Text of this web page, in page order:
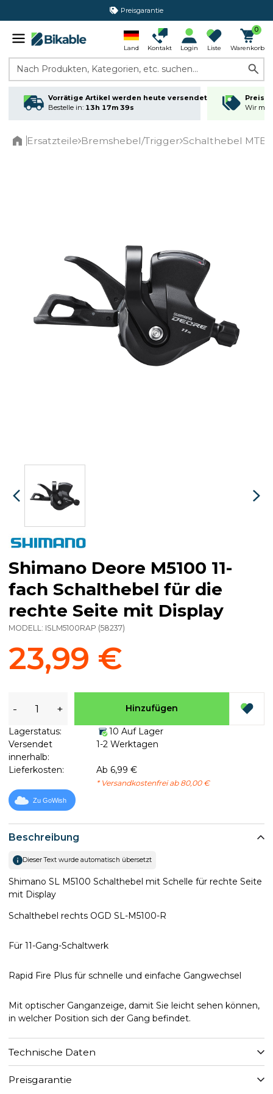
Preisgarantie
365 Tage Rückgabe*
Land Kontakt Login Liste
0
Warenkorb
Nach Produkten, Kategorien, etc. suchen...
Vorrätige Artikel werden heute versendet
Bestelle in: 13h 17m 38s
Wir
Ersatzteile Bremshebel/Trigger Schalthebel MTB/
Beschreibung
Dieser Text wurde automatisch übersetzt
Shimano SL M5100 Schalthebel mit Schelle für rechte Seite
mit Display
Schalthebel rechts OGD SL-M5100-R
Für 11-Gang-Schaltwerk
Rapid Fire Plus für schnelle und einfache Gangwechsel
Mit optischer Ganganzeige, damit Sie leicht sehen können,
in welcher Position sich der Gang befindet.
Technische Daten
Preisgarantie
Shimano Deore M5100 11-
fach Schalthebel für die
rechte Seite mit Display
MODELL: ISLM5100RAP (58237)
23,99 €
- + Hinzufügen
Lagerstatus:
10 Auf Lager
Versendet
innerhalb:
1-2 Werktagen
Lieferkosten: Ab 6,99 €
* Versandkostenfrei ab 80,00 €
Zu GoWish